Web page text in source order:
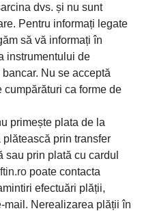
dvs. și nu sunt
Pentru informați legate
să vă informați în
instrumentului de
Nu se acceptă
ca forme de
primește plata de la
prin transfer
sau prin plată cu cardul
poate contacta
efectuări plății,
mail. Nerealizarea plății în